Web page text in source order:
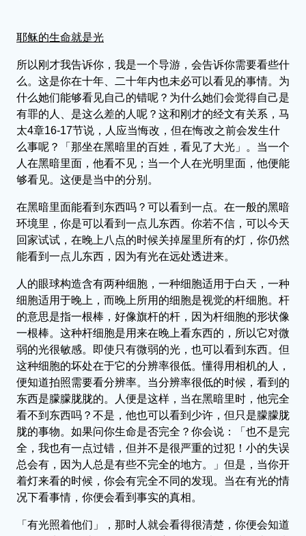
耶稣的生命就是光
所以刚才我告诉你，我是一个导游，会告诉你需要看些什
么。这是你在十年、二十年内也未必可以看见的事情。为
什么她们能够看见自己的错呢？为什么她们会觉得自己是
有罪的人、是这么差的人呢？这和刚才的经文有关系，马
太4章16-17节说，人应当悔改，但在悔改之前会发生什
么事呢？「那坐在黑暗里的百姓，看见了大光」。当一个
人在黑暗里面，他看不见；当一个人在光明里面，他便能
够看见。这便是当中的分别。
在黑暗里面能看到东西吗？可以看到一点。在一般的黑暗
环境里，你是可以看到一点儿东西。你若不信，可以今天
回家试试，在晚上八点的时候关掉屋里所有的灯，你仍然
能看到一点儿东西，因为有光在远处透进来。
人的眼球构造含有两种细胞，一种细胞适用于白天，一种
细胞适用于晚上，而晚上所用的细胞是视觉的杆细胞。杆
的意思是指一根棒，好像旗杆的杆，因为杆细胞的形状像
一根棒。这种杆细胞是用来在晚上看东西的，所以它对微
弱的光很敏感。即使只有微弱的光，也可以看到东西。但
这种细胞的坏处在于它的分辨率很低。懂得用相机的人，
便知道拍照需要看分辨率。当分辨率很低的时候，看到的
东西是朦朦胧胧的。人便是这样，当在黑暗里时，他完全
看不到东西吗？不是，他也可以看到少许，但只是朦朦胧
胧的事物。如果问你生命是否完全？你会说：「也不是完
全，我也有一点过错，但并不是很严重的过犯！小的失误
总会有，因为人总是有些不完全的地方。」但是，当你开
着灯来看的时候，你会有完全不同的发现。当在有光的情
况下看事情，你便会看到事实的真相。
「有光照着他们」，那时人就会看得很清楚，你便会知道